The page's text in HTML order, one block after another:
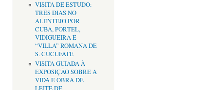
VISITA DE ESTUDO:
TRÊS DIAS NO
ALENTEJO POR
CUBA, PORTEL,
VIDIGUEIRA E
“VILLA” ROMANA DE
S. CUCUFATE
VISITA GUIADA À
EXPOSIÇÃO SOBRE A
VIDA E OBRA DE
LEITE DE